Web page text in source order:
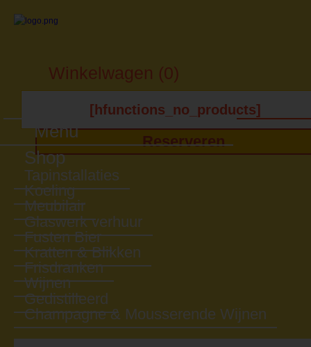
Winkelwagen (0)
[hfunctions_no_products]
Reserveren
Menu
Shop
Tapinstallaties
Koeling
Meubilair
Glaswerk verhuur
Fusten Bier
Kratten & Blikken
Frisdranken
Wijnen
Gedistilleerd
Champagne & Mousserende Wijnen